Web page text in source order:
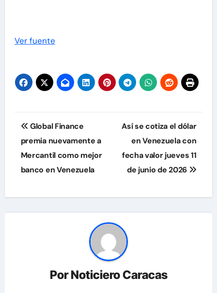
Ver fuente
Navegación
de
entradas
Global Finance
premia nuevamente a
Mercantil como mejor
banco en Venezuela
Así se cotiza el dólar
en Venezuela con
fecha valor jueves 11
de junio de 2026
PorNoticiero Caracas